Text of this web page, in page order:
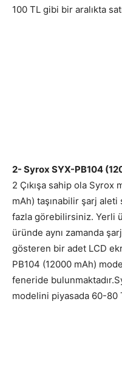
100 TL gibi bir aralıkta
2- Syrox SYX-PB104
2 Çıkışa sahip ola Syrox
mAh) taşınabilir şarj
fazla görebilirsiniz. Yerli
üründe aynı zamanda
gösteren bir adet LCD
PB104 (12000 mAh)
feneride
modelini piyasada 60-